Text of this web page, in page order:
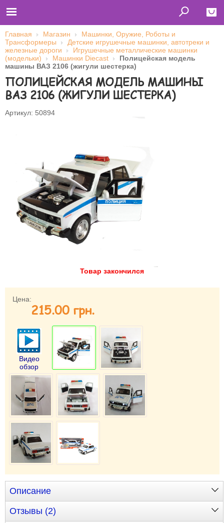
Close
Главная
Толстовки (кенгурушки)
Свитшоты
Лонгсливы
Ветровки
Имя пользователя (логин)
Запомнить меня
Главная Магазин
Машинки, Оружие, Роботы и
Трансформеры
Детские игрушечные машинки, автотреки и
железные дороги
Игрушечные металлические машинки
(модельки)
Машинки Diecast
Полицейская модель
машины ВАЗ 2106 (жигули шестерка)
ПОЛИЦЕЙСКАЯ МОДЕЛЬ МАШИНЫ
ВАЗ 2106 (ЖИГУЛИ ШЕСТЕРКА)
Артикул: 50894
Товар закончился
Цена:
215.00 грн.
Видео
обзор
Описание
Отзывы (2)